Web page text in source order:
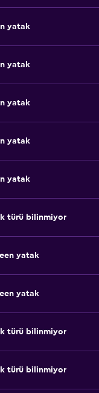
yatak
yatak
yatak
yatak
yatak
türü bilinmiyor
yatak
yatak
türü bilinmiyor
türü bilinmiyor